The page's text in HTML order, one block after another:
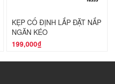
KẸP CỐ ĐỊNH LẮP ĐẶT NẮP
NGĂN KÉO
199,000₫